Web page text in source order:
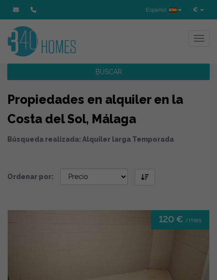
€
Español
BUSCAR
Propiedades en alquiler en la
Costa del Sol, Málaga
Búsqueda realizada: Alquiler larga Temporada
Ordenar por:
120 € /mes